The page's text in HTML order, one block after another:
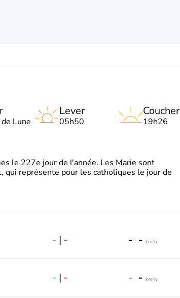
Lune
Lever
05h50
Coucher
19h26
le 227e jour de l'année. Les Marie sont
représente pour les catholiques le jour de
- | - - - km/h
- | - - - km/h